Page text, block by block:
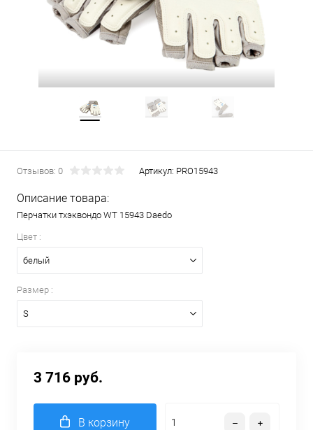
Отзывов: 0 Артикул: PRO15943
Описание товара:
Перчатки тхэквондо WT 15943 Daedo
Цвет :
белый
Размер :
S
3 716 руб.
В корзину